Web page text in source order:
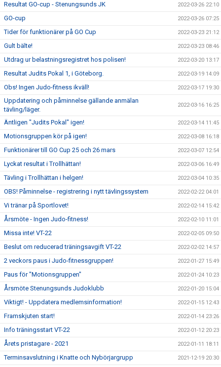
Resultat GO-cup - Stenungsunds JK 2022-03-26 22:10
GO-cup 2022-03-26 07:25
Tider för funktionärer på GO Cup 2022-03-23 21:12
Gult bälte! 2022-03-23 08:46
Utdrag ur belastningsregistret hos polisen! 2022-03-20 13:17
Resultat Judits Pokal 1, i Göteborg. 2022-03-19 14:09
Obs! Ingen Judo-fitness ikväll! 2022-03-17 19:30
Uppdatering och påminnelse gällande anmälan
tävling/läger.
2022-03-16 16:25
Äntligen "Judits Pokal" igen! 2022-03-14 11:45
Motionsgruppen kör på igen! 2022-03-08 16:18
Funktionärer till GO Cup 25 och 26 mars 2022-03-07 12:54
Lyckat resultat i Trollhättan! 2022-03-06 16:49
Tävling i Trollhättan i helgen! 2022-03-04 10:35
OBS! Påminnelse - registrering i nytt tävlingssystem 2022-02-22 04:01
Vi tränar på Sportlovet! 2022-02-14 15:42
Årsmöte - Ingen Judo-fitness! 2022-02-10 11:01
Missa inte! VT-22 2022-02-05 09:50
Beslut om reducerad träningsavgift VT-22 2022-02-02 14:57
2 veckors paus i Judo-fitnessgruppen! 2022-01-27 15:49
Paus för "Motionsgruppen" 2022-01-24 10:23
Årsmöte Stenungsunds Judoklubb 2022-01-20 15:04
Viktigt! - Uppdatera medlemsinformation! 2022-01-15 12:43
Framskjuten start! 2022-01-14 23:26
Info träningsstart VT-22 2022-01-12 20:23
Årets pristagare - 2021 2022-01-11 18:11
Terminsavslutning i Knatte och Nybörjargrupp 2021-12-19 20:30